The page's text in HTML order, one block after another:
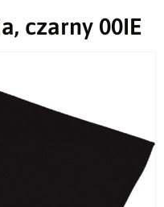
czarny 00IE